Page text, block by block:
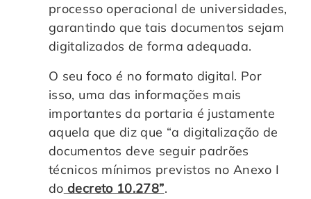
processo operacional de universidades,
garantindo que tais documentos sejam
digitalizados de forma adequada.
O seu foco é no formato digital. Por
isso, uma das informações mais
importantes da portaria é justamente
aquela que diz que “a digitalização de
documentos deve seguir padrões
técnicos mínimos previstos no Anexo I
do decreto 10.278”.